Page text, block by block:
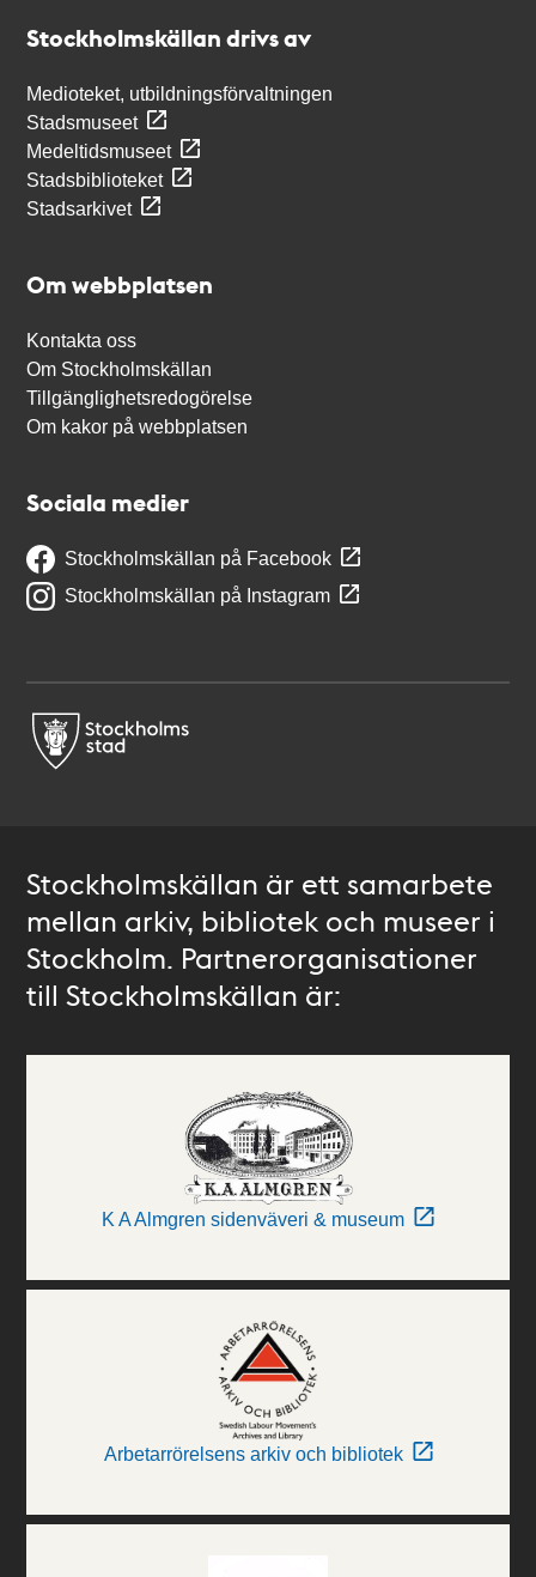
Stockholmskällan drivs av
Medioteket, utbildningsförvaltningen
Stadsmuseet
Medeltidsmuseet
Stadsbiblioteket
Stadsarkivet
Om webbplatsen
Kontakta oss
Om Stockholmskällan
Tillgänglighetsredogörelse
Om kakor på webbplatsen
Sociala medier
Stockholmskällan på Facebook
Stockholmskällan på Instagram
Stockholmskällan är ett samarbete
mellan arkiv, bibliotek och museer i
Stockholm. Partnerorganisationer
till Stockholmskällan är:
K A Almgren sidenväveri & museum
Arbetarrörelsens arkiv och bibliotek